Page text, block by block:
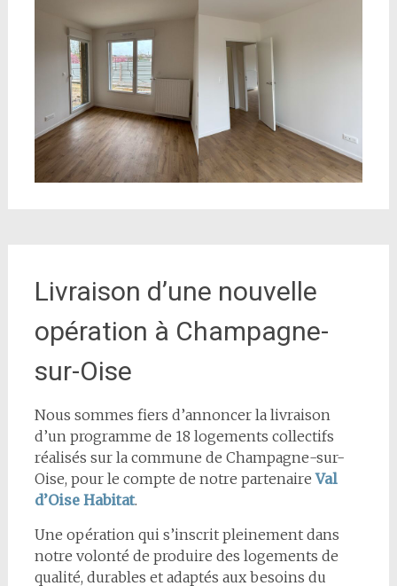
Livraison d’une nouvelle
opération à Champagne-
sur-Oise
Nous sommes fiers d’annoncer la livraison
d’un programme de 18 logements collectifs
réalisés sur la commune de Champagne-sur-
Oise, pour le compte de notre partenaireVal
d’Oise Habitat.
Une opération qui s’inscrit pleinement dans
notre volonté de produire des logements de
qualité, durables et adaptés aux besoins du